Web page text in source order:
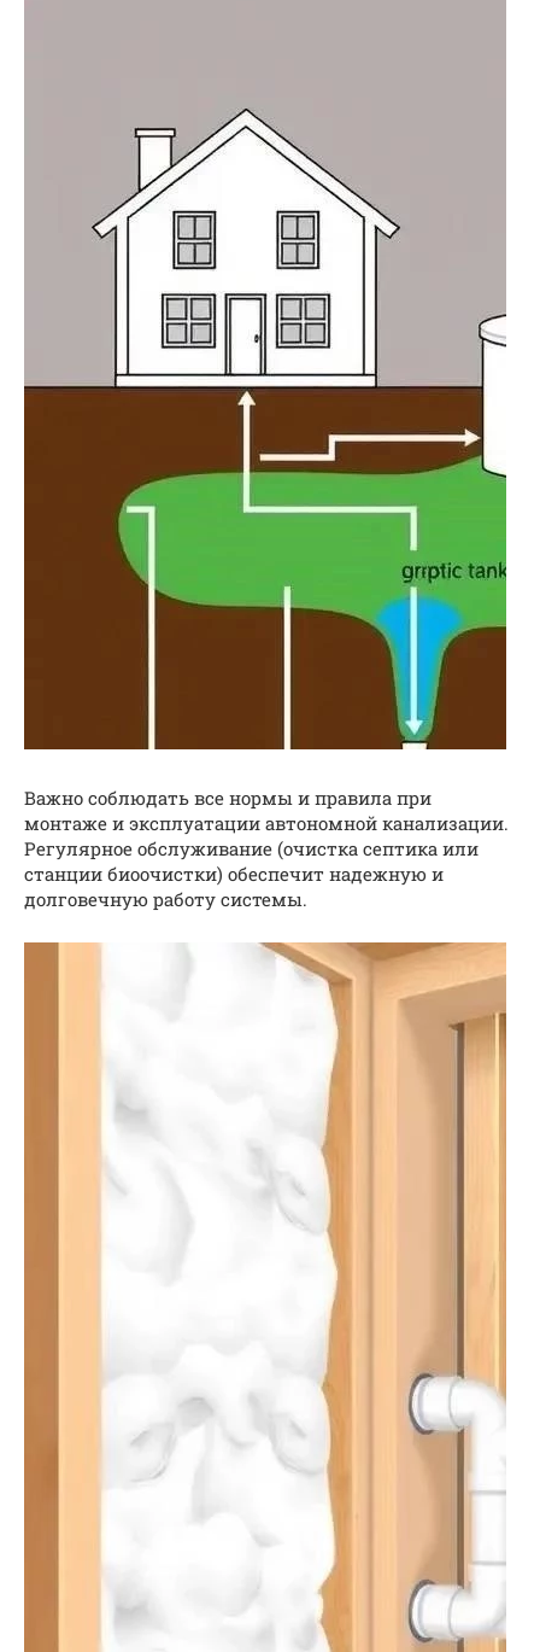
Важно соблюдать все нормы и правила при
монтаже и эксплуатации автономной канализации.
Регулярное обслуживание (очистка септика или
станции биоочистки) обеспечит надежную и
долговечную работу системы.